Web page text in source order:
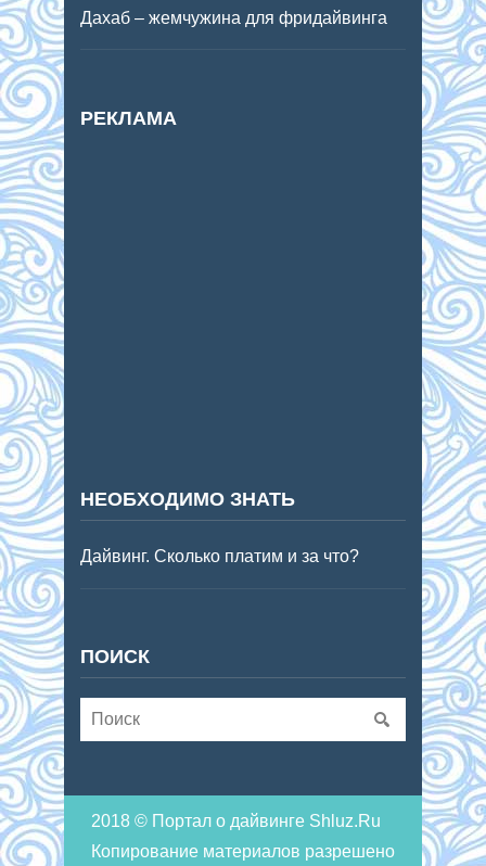
Дахаб – жемчужина для фридайвинга
РЕКЛАМА
НЕОБХОДИМО ЗНАТЬ
Дайвинг. Сколько платим и за что?
ПОИСК
2018 © Портал о дайвинге Shluz.Ru
Копирование материалов разрешено